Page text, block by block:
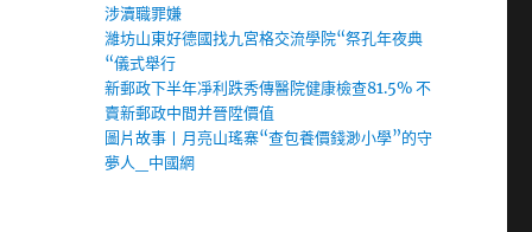
涉瀆職罪嫌
濰坊山東好德國找九宮格交流學院“祭孔年夜典
“儀式舉行
新郵政下半年凈利跌秀傳醫院健康檢查81.5% 不
賣新郵政中間并晉陞價值
圖片故事丨月亮山瑤寨“查包養價錢渺小學”的守
夢人_中國網